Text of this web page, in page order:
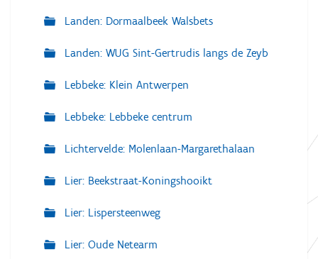
Landen: Dormaalbeek Walsbets
Landen: WUG Sint-Gertrudis langs de Zeyb
Lebbeke: Klein Antwerpen
Lebbeke: Lebbeke centrum
Lichtervelde: Molenlaan-Margarethalaan
Lier: Beekstraat-Koningshooikt
Lier: Lispersteenweg
Lier: Oude Netearm